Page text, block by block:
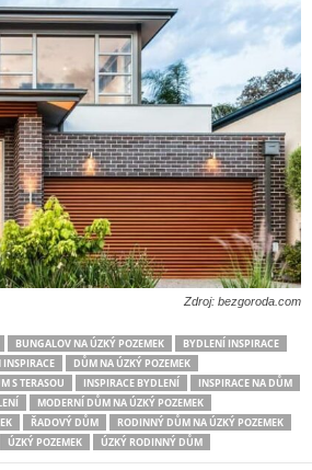
Zdroj: bezgoroda.com
BUNGALOV NA ÚZKÝ POZEMEK
BYDLENÍ INSPIRACE
INSPIRACE
DŮM NA ÚZKÝ POZEMEK
S TERASOU INSPIRACE BYDLENÍ
INSPIRACE NA DŮM
MODERNÍ DŮM NA ÚZKÝ POZEMEK
ŘADOVÝ DŮM
RODINNÝ DŮM NA ÚZKÝ POZEMEK
ÚZKÝ POZEMEK ÚZKÝ RODINNÝ DŮM